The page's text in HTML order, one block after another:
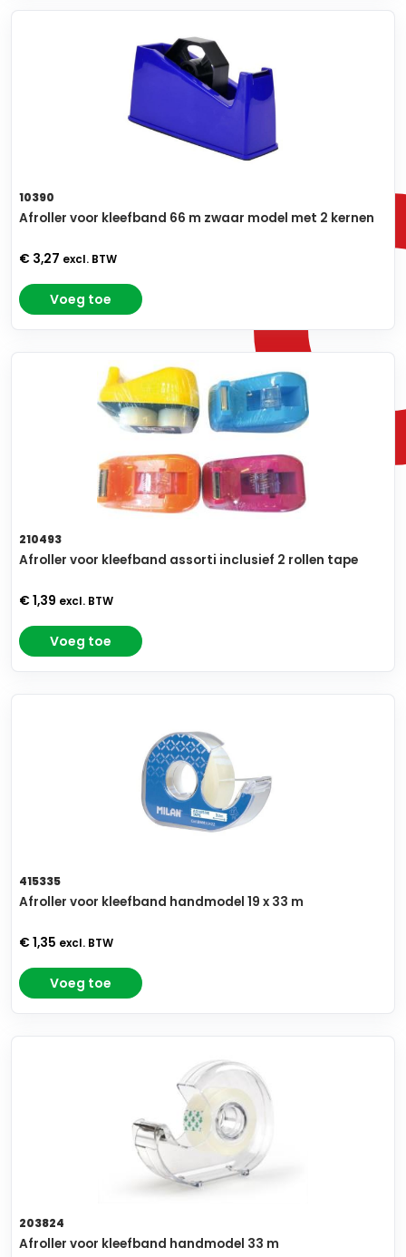
10390
Afroller voor kleefband 66 m zwaar model met 2 kernen
€ 3,27 excl. BTW
Voeg toe
210493
Afroller voor kleefband assorti inclusief 2 rollen tape
€ 1,39 excl. BTW
Voeg toe
415335
Afroller voor kleefband handmodel 19 x 33 m
€ 1,35 excl. BTW
Voeg toe
203824
Afroller voor kleefband handmodel 33 m